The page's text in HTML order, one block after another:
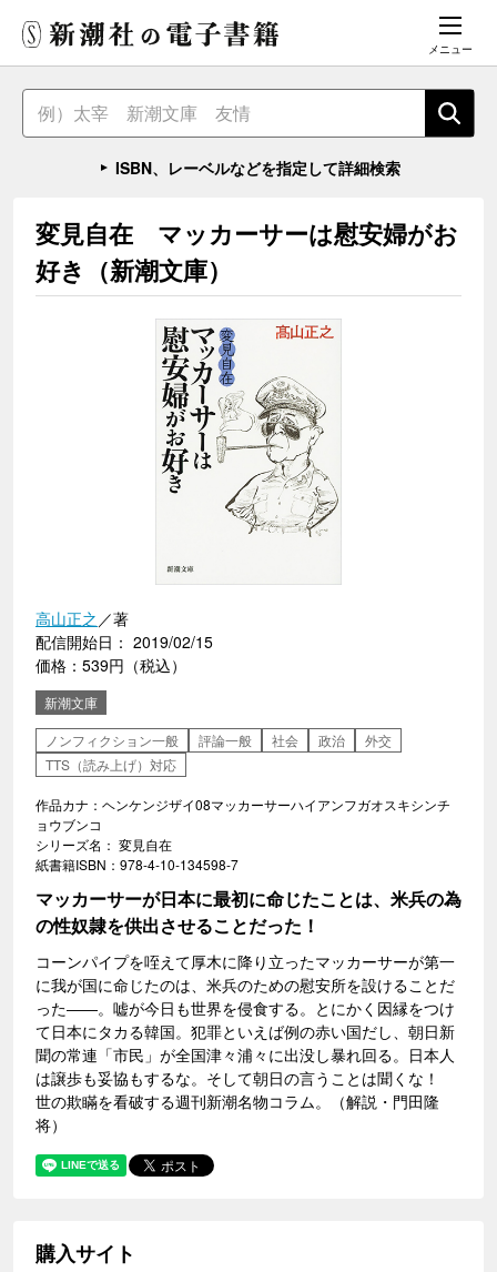
メニュー
ISBN、レーベルなどを指定して詳細検索
変見自在 マッカーサーは慰安婦がお
好き（新潮文庫）
高山正之 ／著
配信開始日： 2019/02/15
価格：539円（税込）
新潮文庫
ノンフィクション一般
評論一般 社会 政治
外交
TTS（読み上げ）対応
作品カナ：ヘンケンジザイ08マッカーサーハイアンフガオスキシンチ
ョウブンコ
シリーズ名： 変見自在
紙書籍ISBN：978-4-10-134598-7
マッカーサーが日本に最初に命じたことは、米兵の為
の性奴隷を供出させることだった！
コーンパイプを咥えて厚木に降り立ったマッカーサーが第一
に我が国に命じたのは、米兵のための慰安所を設けることだ
った――。嘘が今日も世界を侵食する。とにかく因縁をつけ
て日本にタカる韓国。犯罪といえば例の赤い国だし、朝日新
聞の常連「市民」が全国津々浦々に出没し暴れ回る。日本人
は譲歩も妥協もするな。そして朝日の言うことは聞くな！
世の欺瞞を看破する週刊新潮名物コラム。（解説・門田隆
将）
購入サイト